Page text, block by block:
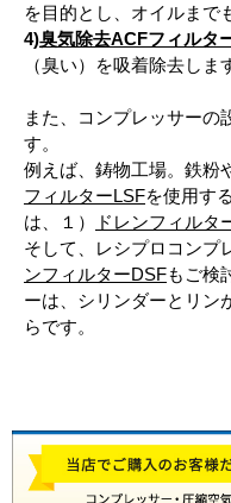
を目的とし、オイルまで
4)臭気除去ACFフィルタ
（臭い）を吸着除去しま
また、コンプレッサーの
す。
例えば、鋳物工場。鉄粉
フィルターLSFを使用す
は、１）
ドレンフィルタ
そして、レシプロコンプ
ンフィルターDSFもご検
ーは、シリンダーとリン
らです。